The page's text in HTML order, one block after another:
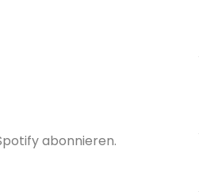
abonnieren.